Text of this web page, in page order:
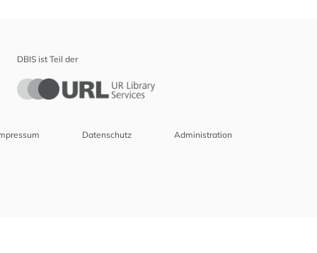
DBIS ist Teil der
Datenschutz Administration